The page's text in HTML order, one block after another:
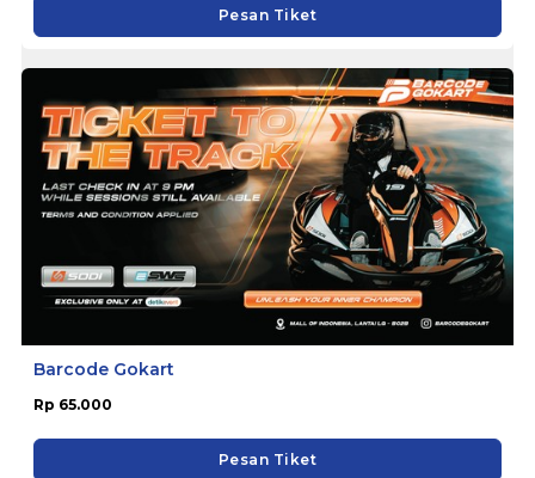
Pesan Tiket
Barcode Gokart
Rp 65.000
Pesan Tiket